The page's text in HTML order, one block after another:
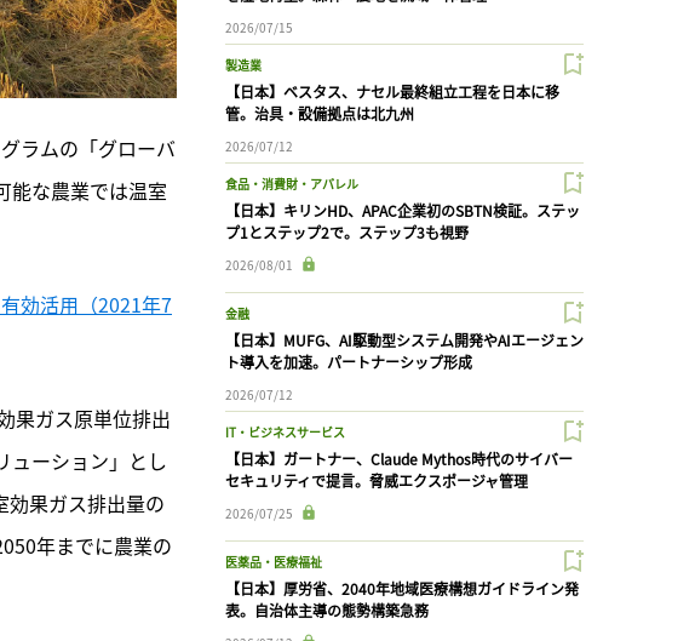
ラムの「グローバ
能な農業では温室
効活用（2021年7
果ガス原単位排出
ューション」とし
効果ガス排出量の
年までに農業の
2026/07/15
製造業
【日本】ベスタス、ナセル最終組立工程を日本に移
管。治具・設備拠点は北九州
2026/07/12
食品・消費財・アパレル
【日本】キリンHD、APAC企業初のSBTN検証。ステッ
プ1とステップ2で。ステップ3も視野
2026/08/01
金融
【日本】MUFG、AI駆動型システム開発やAIエージェン
ト導入を加速。パートナーシップ形成
2026/07/12
IT・ビジネスサービス
【日本】ガートナー、Claude Mythos時代のサイバー
セキュリティで提言。脅威エクスポージャ管理
2026/07/25
医薬品・医療福祉
【日本】厚労省、2040年地域医療構想ガイドライン発
表。自治体主導の態勢構築急務